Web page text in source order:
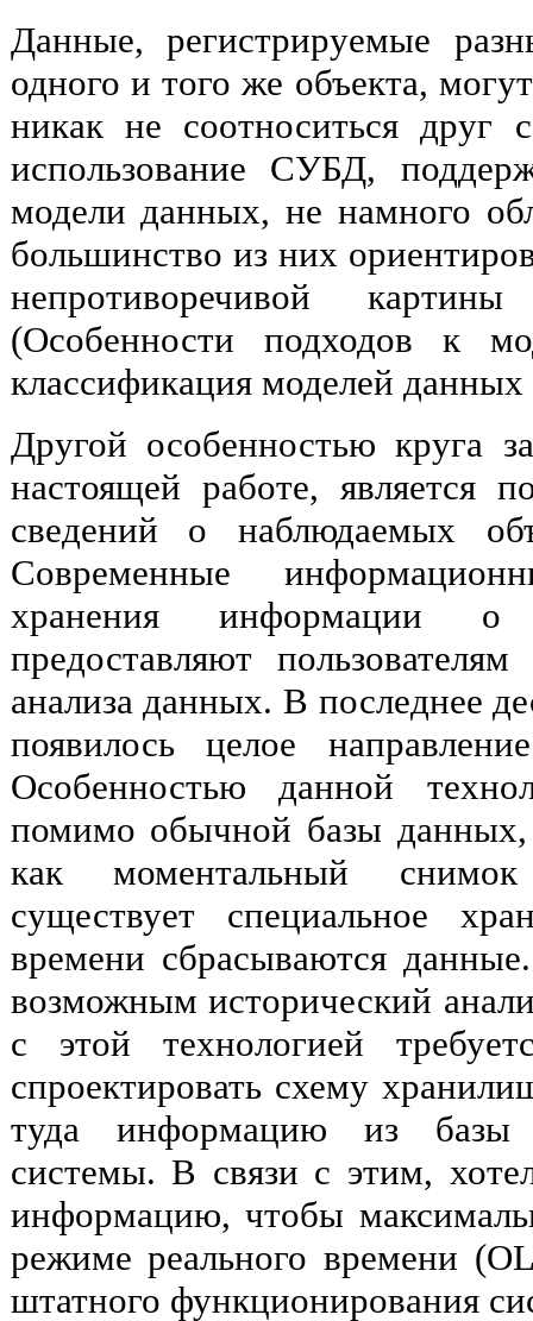
Данные, регистрируемые
одного и того же объекта,
никак не соотноситься друг
использование СУБД,
модели данных, не намного
большинство из них
непротиворечивой
(Особенности подходов к
классификация моделей
Другой особенностью круга
настоящей работе, является
сведений о наблюдаемых
Современные
хранения информации о
предоставляют
анализа данных. В последнее
появилось целое
Особенностью данной
помимо обычной базы данных,
как моментальный
существует специальное
времени сбрасываются
возможным исторический
с этой технологией
спроектировать схему
туда информацию из базы
системы. В связи с этим,
информацию, чтобы
режиме реального времени
штатного функционирования